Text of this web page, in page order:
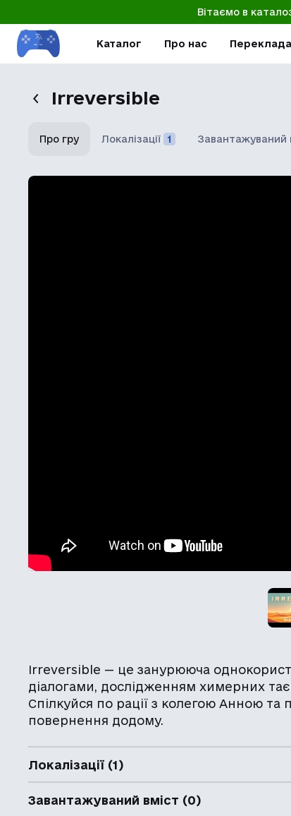
Вітаємо в
Каталог Про нас
Irreversible
Про гру Локалізації 1 Завантажуваний
Irreversible — це занурююча
діалогами, дослідженням химерних
Спілкуйся по рації з колегою Анною та
повернення додому.
Локалізації (1)
Завантажуваний вміст (0)